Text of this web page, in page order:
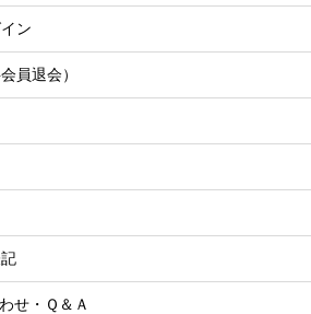
ン
員退会）
せ・Ｑ＆Ａ